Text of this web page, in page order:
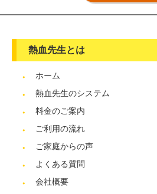
熱血先生とは
ホーム
熱血先生のシステム
料金のご案内
ご利用の流れ
ご家庭からの声
よくある質問
会社概要